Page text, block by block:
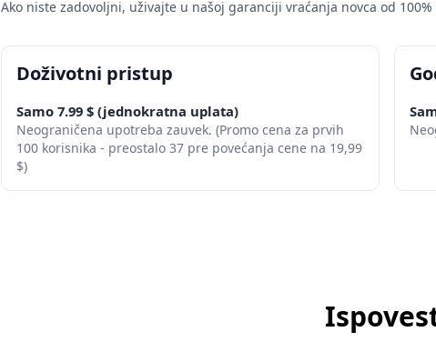
Ako niste zadovoljni, uživajte u našoj garanciji vraćanja novca od
Doživotni pristup
Samo 7.99 $ (jednokratna uplata)
Neograničena upotreba zauvek. (Promo cena za prvih
100 korisnika - preostalo 37 pre povećanja cene na 19,99
$)